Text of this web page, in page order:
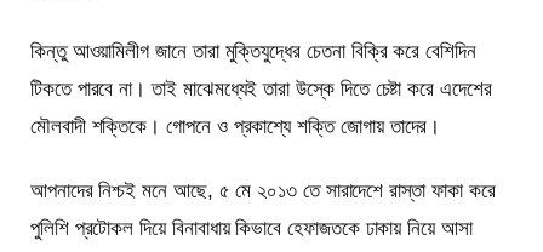
কিন্তু আওয়ামিলীগ জানে তারা মুক্তিযুদ্ধের চেতনা বিক্রি করে বেশিদিন
টিকতে পারবে না। তাই মাঝেমধ্যেই তারা উস্কে দিতে চেষ্টা করে এদেশের
মৌলবাদী শক্তিকে। গোপনে ও প্রকাশ্যে শক্তি জোগায় তাদের।
আপনাদের নিশ্চই মনে আছে, ৫ মে ২০১৩ তে সারাদেশে রাস্তা ফাকা করে
পুলিশি প্রটোকল দিয়ে বিনাবাধায় কিভাবে হেফাজতকে ঢাকায় নিয়ে আসা